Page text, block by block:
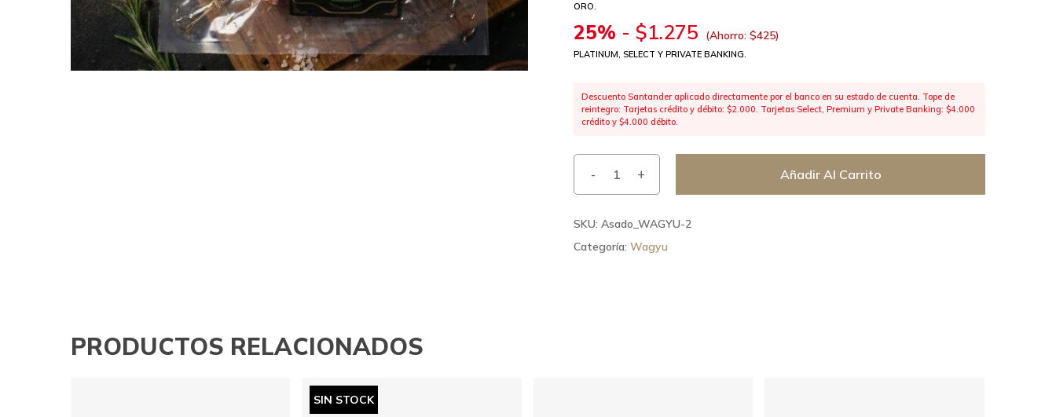
ORO.
25% -$1.275 (Ahorro:$425)
PLATINUM, SELECT Y PRIVATE BANKING.
Descuento Santander aplicado directamente por el banco en su estado de cuenta. Tope de
reintegro: Tarjetas crédito y débito: $2.000. Tarjetas Select, Premium y Private Banking: $4.000
crédito y $4.000 débito.
Añadir Al Carrito
SKU:Asado_WAGYU-2
Categoría:Wagyu
PRODUCTOS RELACIONADOS
SIN STOCK